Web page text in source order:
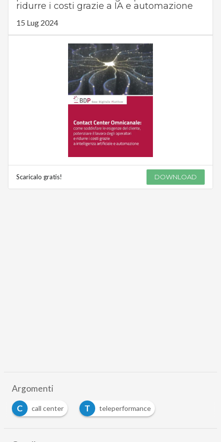
ridurre i costi grazie a IA e automazione
15 Lug 2024
Scaricalo gratis! DOWNLOAD
Argomenti
C
call center T
teleperformance